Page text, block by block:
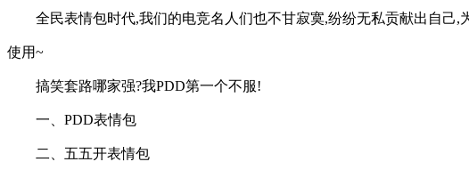
全民表情包时代,我们的电竞名人们也不甘寂寞,纷纷无私贡献出自
使用~
搞笑套路哪家强?我PDD第一个不服!
一、PDD表情包
二、五五开表情包